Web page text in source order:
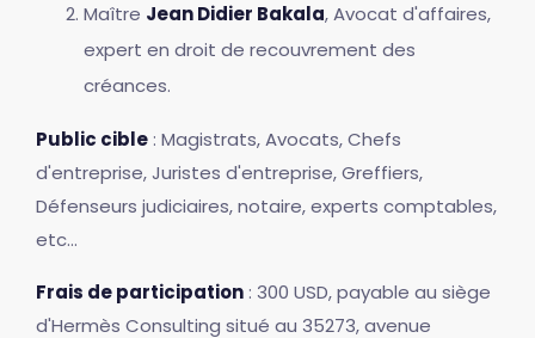
Maître Jean Didier Bakala, Avocat d'affaires,
expert en droit de recouvrement des
créances.
Public cible : Magistrats, Avocats, Chefs
d'entreprise, Juristes d'entreprise, Greffiers,
Défenseurs judiciaires, notaire, experts comptables,
etc...
Frais de participation : 300 USD, payable au siège
d'Hermès Consulting situé au 35273, avenue